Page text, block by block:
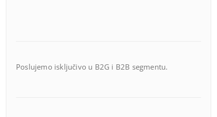
Poslujemo isključivo u B2G i B2B segmentu.